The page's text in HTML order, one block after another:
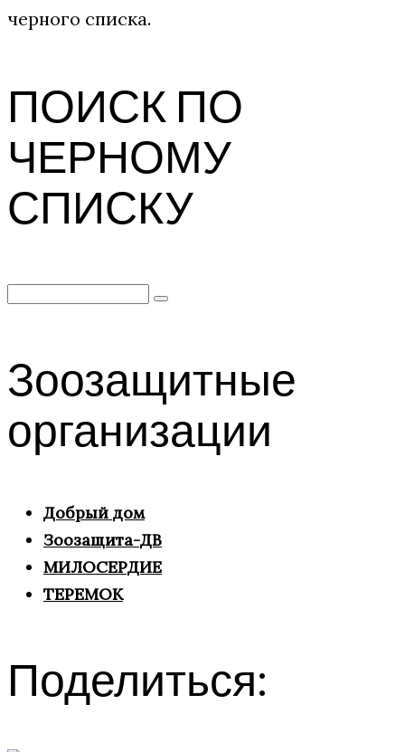
черного списка.
ПОИСК ПО
ЧЕРНОМУ
СПИСКУ
Search
Зоозащитные
организации
Добрый дом
Зоозащита-ДВ
МИЛОСЕРДИЕ
ТЕРЕМОК
Поделиться: